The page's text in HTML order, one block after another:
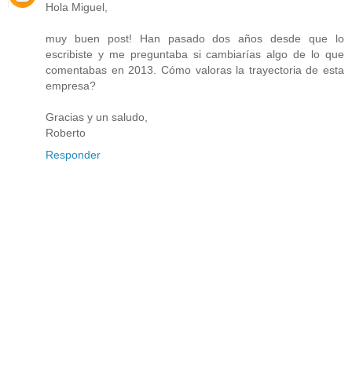
Hola Miguel,
muy buen post! Han pasado dos años desde que lo
escribiste y me preguntaba si cambiarías algo de lo que
comentabas en 2013. Cómo valoras la trayectoria de esta
empresa?
Gracias y un saludo,
Roberto
Responder